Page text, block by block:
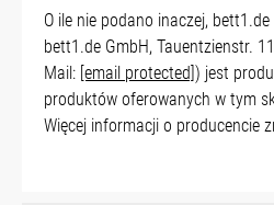
O ile nie podano inaczej,
bett1.de GmbH, Tauentzienstr.
Mail: [email protected] ) jest
produktów oferowanych w tym
Więcej informacji o producencie